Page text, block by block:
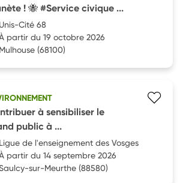
! 🐝 #Service civique ...
Unis-Cité 68
partir du 19 octobre 2026
Mulhouse (68100)
à sensibiliser le
public à ...
Ligue de l'enseignement des Vosges
partir du 14 septembre 2026
sur-Meurthe (88580)